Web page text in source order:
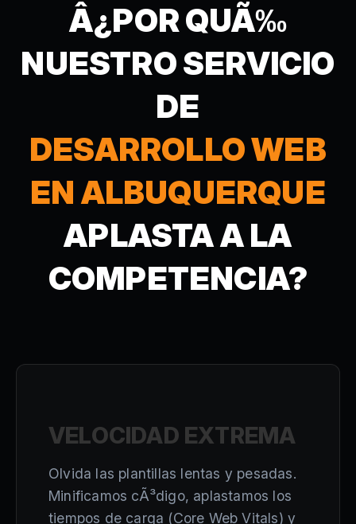
Â¿POR QUÃ‰
NUESTRO SERVICIO
DE
DESARROLLO WEB
EN ALBUQUERQUE
APLASTA A LA
COMPETENCIA?
VELOCIDAD EXTREMA
Olvida las plantillas lentas y pesadas.
Minificamos cÃ³digo, aplastamos los
tiempos de carga (Core Web Vitals) y